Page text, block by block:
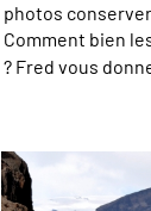
photos
Comment bien
? Fred vous
Fred a percé
Botton